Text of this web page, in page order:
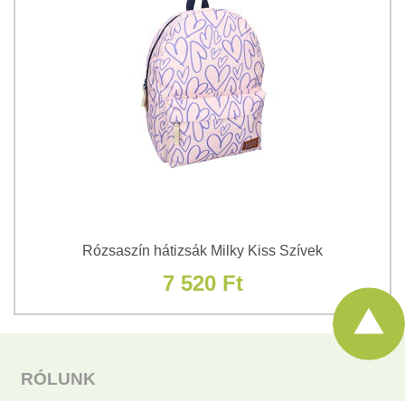
Rózsaszín hátizsák Milky Kiss Szívek
7 520 Ft
RÓLUNK